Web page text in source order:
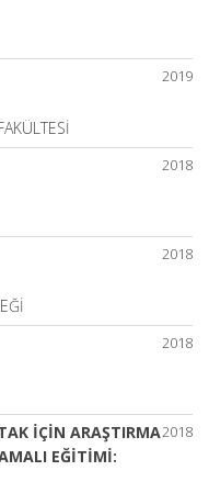
2019
2018
2018
2018
2018
İÇİN ARAŞTIRMA
EĞİTİMİ: